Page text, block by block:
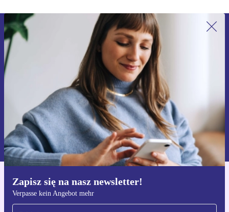
Zapisz się na nasz newsletter!
Verpasse kein Angebot mehr
Zapisz się na nasz newsletter!
Nie przegap żadnej oferty.
Zarejestruj się
Informacje na temat używania danych osobowych znajdują się w
naszej
Polityce prywatności
Pobierz aplikację refurbed
Dla iOS i Android